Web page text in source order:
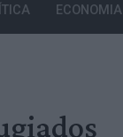
ECONOMIA